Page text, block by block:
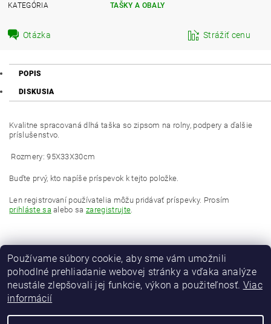
KATEGÓRIA
TAŠKY A OBALY
Otázka Strážiť cenu
POPIS
DISKUSIA
Kvalitne spracovaná dlhá taška so zipsom na rolny, podpery a ďalšie
príslušenstvo.
Rozmery: 95X33X30cm
Buďte prvý, kto napíše príspevok k tejto položke.
Len registrovaní používatelia môžu pridávať príspevky. Prosím
prihláste sa alebo sazaregistrujte.
Používame súbory cookie, aby sme vám umožnili
pohodlné prehliadanie webovej stránky a vďaka analýze
neustále zlepšovali jej funkcie, výkon a použiteľnosť. Viac
informácií